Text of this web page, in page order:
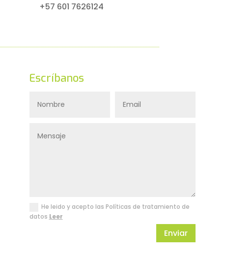
+57 601 7626124
Escríbanos
He leido y acepto las Políticas de tratamiento de
datos Leer
Enviar